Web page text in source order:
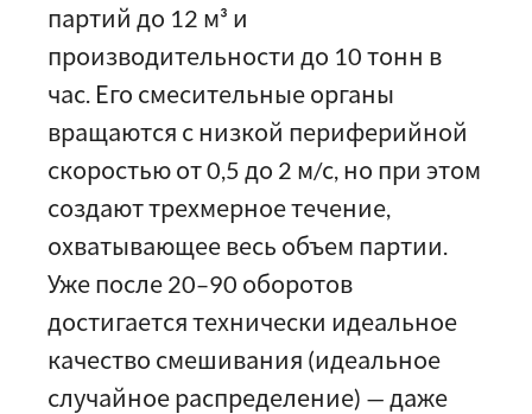
партий до 12 м³ и
производительности до 10 тонн в
час. Его смесительные органы
вращаются с низкой периферийной
скоростью от 0,5 до 2 м/с, но при этом
создают трехмерное течение,
охватывающее весь объем партии.
Уже после 20–90 оборотов
достигается технически идеальное
качество смешивания (идеальное
случайное распределение) — даже